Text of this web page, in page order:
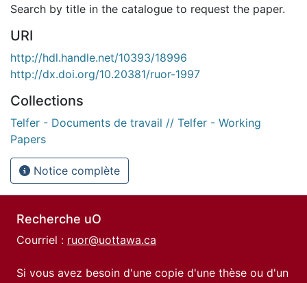
Search by title in the catalogue to request the paper.
URI
http://hdl.handle.net/10393/18996
http://dx.doi.org/10.20381/ruor-1997
Collections
Telfer - Documents de travail // Telfer - Working
Papers
Notice complète
Recherche uO
Courriel : ruor@uottawa.ca
Si vous avez besoin d'une copie d'une thèse ou d'un